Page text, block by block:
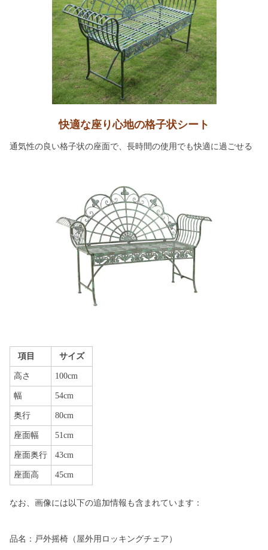
快適な座り心地の格子状シート
通気性の良い格子状の座面で、長時間の使用でも快適に過ごせる
項目 サイズ
高さ 100cm
幅 54cm
奥行 80cm
座面幅 51cm
座面奥行 43cm
座面高 45cm
なお、画像には以下の追加情報も含まれています：
品名：戸外摇椅（屋外用ロッキングチェア）